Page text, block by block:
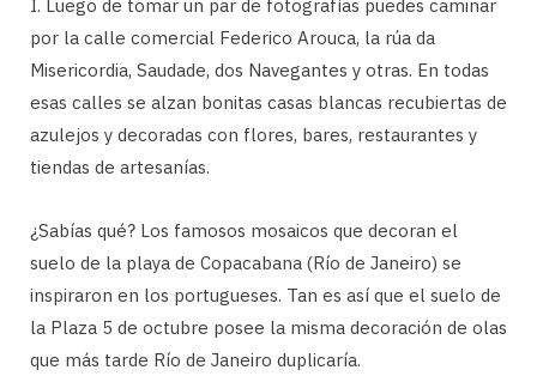
I. Luego de tomar un par de fotografías puedes caminar
por la calle comercial Federico Arouca, la rúa da
Misericordia, Saudade, dos Navegantes y otras. En todas
esas calles se alzan bonitas casas blancas recubiertas de
azulejos y decoradas con flores, bares, restaurantes y
tiendas de artesanías.
¿Sabías qué? Los famosos mosaicos que decoran el
suelo de la playa de Copacabana (Río de Janeiro) se
inspiraron en los portugueses. Tan es así que el suelo de
la Plaza 5 de octubre posee la misma decoración de olas
que más tarde Río de Janeiro duplicaría.